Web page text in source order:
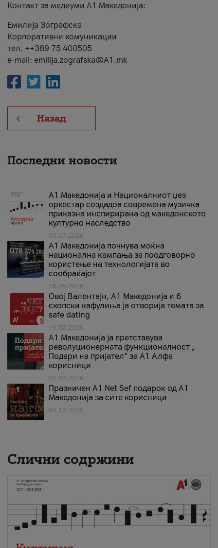
Контакт за медиуми А1 Македонија:
Емилија Зографска
Корпоративни комуникации
тел. ++389 75 400505
e-mail: emilija.zografska@A1.mk
Назад
Последни новости
А1 Македонија и Националниот џез
оркестар создадоа современа музичка
приказна инспирирана од македонското
културно наследство
03.07.2026
A1 Македонија почнува моќна
национална кампања за поодговорно
користење на технологијата во
сообраќајот
18.05.2026
Овој Валентајн, A1 Македонија и 6
скопски кафулиња ја отворија темата за
safe dating
16.02.2026
А1 Македонија ја претставува
револуционерната функционалност „
Подари на пријател“ за А1 Алфа
корисници
02.02.2026
Празничен A1 Net Sеf подарок од А1
Македонија за сите корисници
04.12.2025
Слични содржини